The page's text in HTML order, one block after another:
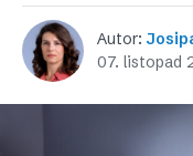
Autor:
07. listopad